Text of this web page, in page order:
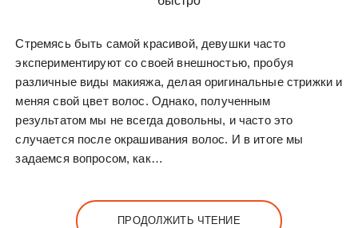
Стремясь быть самой красивой, девушки часто
экспериментируют со своей внешностью, пробуя
различные виды макияжа, делая оригинальные стрижки и
меняя свой цвет волос. Однако, полученным
результатом мы не всегда довольны, и часто это
случается после окрашивания волос. И в итоге мы
задаемся вопросом, как…
ПРОДОЛЖИТЬ ЧТЕНИЕ